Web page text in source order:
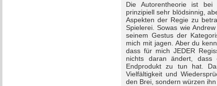
Die Autorentheorie ist
prinzipiell sehr blödsinnig,
Aspekten der Regie zu
Spielerei. Sowas wie
seinem Gestus der
mich mit jagen. Aber du
dass für mich JEDER
nichts daran ändert,
Endprodukt zu tun hat.
Vielfältigkeit und
den Brei, sondern würzen